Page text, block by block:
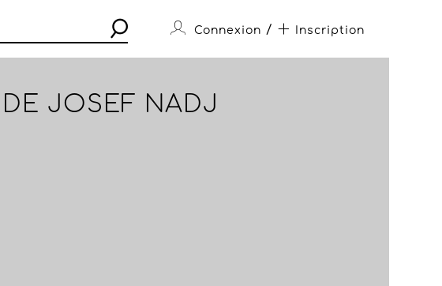
Connexion / Inscription
DE JOSEF NADJ